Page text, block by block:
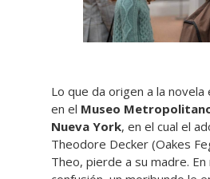
Lo que da origen a la novela
en el Museo
Nueva York, en el cual el
Theodore Decker (Oakes
Theo, pierde a su madre.